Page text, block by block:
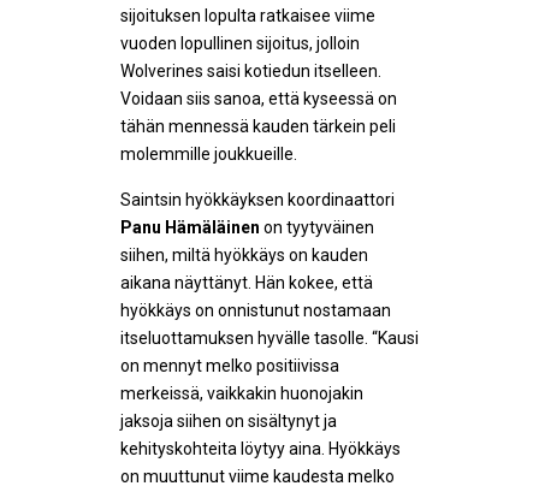
sijoituksen lopulta ratkaisee viime
vuoden lopullinen sijoitus, jolloin
Wolverines saisi kotiedun itselleen.
Voidaan siis sanoa, että kyseessä on
tähän mennessä kauden tärkein peli
molemmille joukkueille.
Saintsin hyökkäyksen koordinaattori
Panu Hämäläinen on tyytyväinen
siihen, miltä hyökkäys on kauden
aikana näyttänyt. Hän kokee, että
hyökkäys on onnistunut nostamaan
itseluottamuksen hyvälle tasolle. “Kausi
on mennyt melko positiivissa
merkeissä, vaikkakin huonojakin
jaksoja siihen on sisältynyt ja
kehityskohteita löytyy aina. Hyökkäys
on muuttunut viime kaudesta melko